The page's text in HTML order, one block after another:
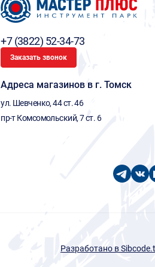
+7 (3822) 52-34-73
Заказать звонок
Адреса магазинов в г. Томск
ул. Шевченко, 44 ст. 46
пр-т Комсомольский, 7 ст. 6
Разработано в